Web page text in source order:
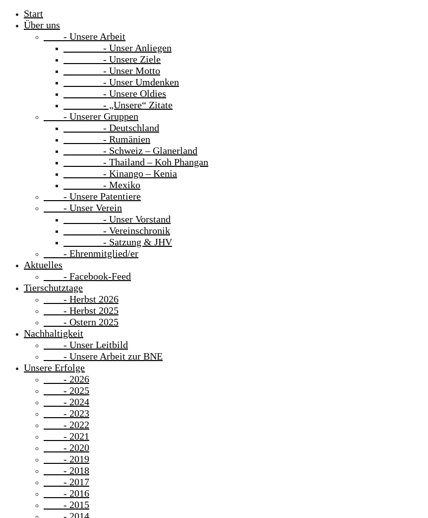
Start
Über uns
- Unsere Arbeit
- Unser Anliegen
- Unsere Ziele
- Unser Motto
- Unser Umdenken
- Unsere Oldies
- „Unsere“ Zitate
- Unserer Gruppen
- Deutschland
- Rumänien
- Schweiz – Glanerland
- Thailand – Koh Phangan
- Kinango – Kenia
- Mexiko
- Unsere Patentiere
- Unser Verein
- Unser Vorstand
- Vereinschronik
- Satzung & JHV
- Ehrenmitglied/er
Aktuelles
- Facebook-Feed
Tierschutztage
- Herbst 2026
- Herbst 2025
- Ostern 2025
Nachhaltigkeit
- Unser Leitbild
- Unsere Arbeit zur BNE
Unsere Erfolge
- 2026
- 2025
- 2024
- 2023
- 2022
- 2021
- 2020
- 2019
- 2018
- 2017
- 2016
- 2015